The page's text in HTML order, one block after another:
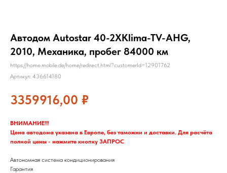
Автодом Autostar 40-2XKlima-TV-AHG,
2010, Механика, пробег 84000 км
https://home.mobile.de/home/redirect.html?customerId=12901762
Артикул: 436614180
3359916,00 ₽
ВНИМАНИЕ!!!
Цена автодома указана в Европе, без таможни и доставки. Для расчёта
полной цены - нажмите кнопку ЗАПРОС
Автономная система кондиционирования
Гарантия